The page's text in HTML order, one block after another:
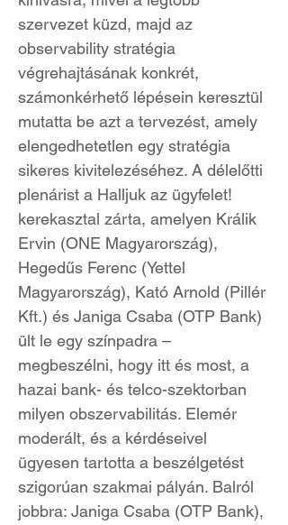
szervezet küzd, majd az
observability stratégia
végrehajtásának konkrét,
számonkérhető lépésein keresztül
mutatta be azt a tervezést, amely
elengedhetetlen egy stratégia
sikeres kivitelezéséhez. A délelőtti
plenárist a Halljuk az ügyfelet!
kerekasztal zárta, amelyen Králik
Ervin (ONE Magyarország),
Hegedűs Ferenc (Yettel
Magyarország), Kató Arnold (Pillér
Kft.) és Janiga Csaba (OTP Bank)
ült le egy színpadra –
megbeszélni, hogy itt és most, a
hazai bank- és telco-szektorban
milyen obszervabilitás. Elemér
moderált, és a kérdéseivel
ügyesen tartotta a beszélgetést
szigorúan szakmai pályán. Balról
jobbra: Janiga Csaba (OTP Bank),